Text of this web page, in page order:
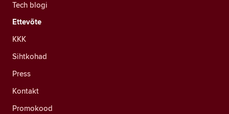
Tech blogi
Ettevõte
KKK
Sihtkohad
Press
Kontakt
Promokood